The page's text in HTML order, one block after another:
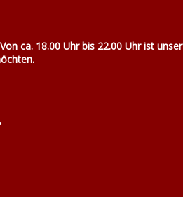
ca. 18.00 Uhr bis 22.00 Uhr ist unser